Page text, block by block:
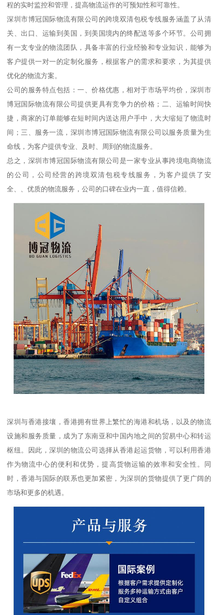
程的实时监控和管理，提高物流运作的可预知性和可靠性。
深圳市博冠国际物流有限公司的跨境双清包税专线服务涵盖了从清
关、出口、运输到美国，到美国境内的终配送等多个环节。公司拥
有一支专业的物流团队，具备丰富的行业经验和专业知识，能够为
客户提供一对一的定制化服务，根据客户的需求和要求，为其提供
优化的物流方案。
公司的服务特点包括：一、价格优惠，相对于市场平均价，深圳市
博冠国际物流有限公司提供更具有竞争力的价格；二、运输时间快
捷，商家的订单能够在短时间内送达用户手中，大大缩短了物流时
间；三、服务一流，深圳市博冠国际物流有限公司以服务质量为生
命线，为客户提供专业、及时、周到的物流服务。
总之，深圳市博冠国际物流有限公司是一家专业从事跨境电商物流
的公司，公司经营的跨境双清包税专线服务，为客户提供了安
全、、优质的物流服务，公司的口碑在业内一直，值得信赖。
深圳与香港接壤，香港拥有世界上繁忙的海港和机场，以及的物流
设施和服务质量，成为了东南亚和中国内地之间的贸易中心和转运
枢纽。因此，深圳的物流公司选择从香港起运货物，可以利用香港
作为物流中心的便利和优势，提高货物运输的效率和安全性。同
时，香港与国际的联系也更加紧密，为深圳的货物提供了更广阔的
市场和更多的机遇。